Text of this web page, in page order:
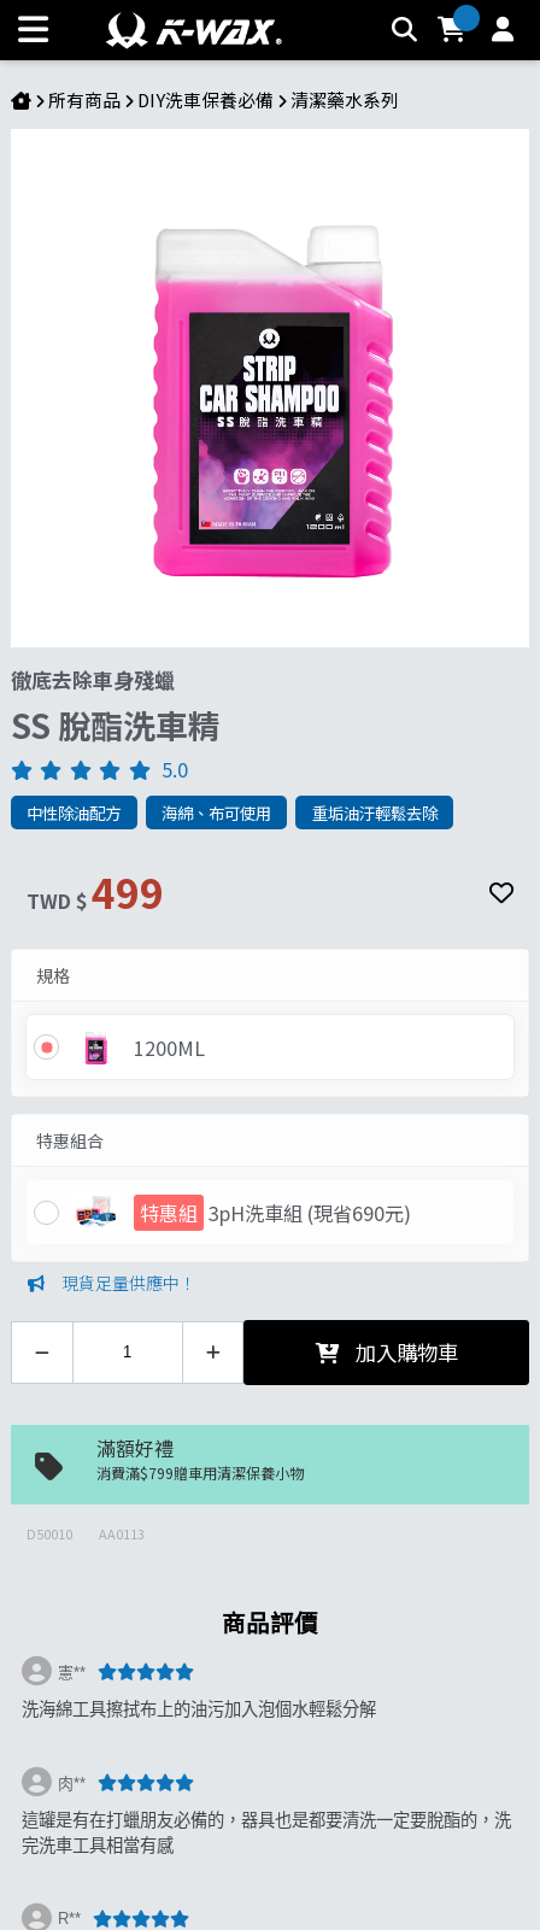
SS 脫酯洗車精 | K-WAX台灣汽車美容材料
所有商品 DIY洗車保養必備 清潔藥水系列
徹底去除車身殘蠟
SS 脫酯洗車精
5.0
中性除油配方 海綿、布可使用 重垢油汙輕鬆去除
TWD $499
規格
1200ML
特惠組合
特惠組 3pH洗車組 (現省690元)
現貨足量供應中！
加入購物車
滿額好禮
消費滿$799贈車用清潔保養小物
D50010 AA0113
商品評價
憲**
洗海綿工具擦拭布上的油污加入泡個水輕鬆分解
肉**
這罐是有在打蠟朋友必備的，器具也是都要清洗一定要脫酯的，洗
完洗車工具相當有感
R**